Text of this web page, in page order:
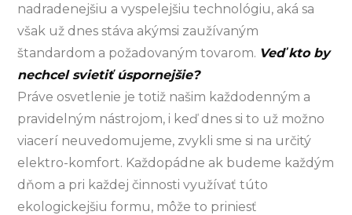
nadradenejšiu a vyspelejšiu technológiu, aká sa
však už dnes stáva akýmsi zaužívaným
štandardom a požadovaným tovarom. Veď kto by
nechcel svietiť úspornejšie?
Práve osvetlenie je totiž našim každodenným a
pravidelným nástrojom, i keď dnes si to už možno
viacerí neuvedomujeme, zvykli sme si na určitý
elektro-komfort. Každopádne ak budeme každým
dňom a pri každej činnosti využívať túto
ekologickejšiu formu, môže to priniesť